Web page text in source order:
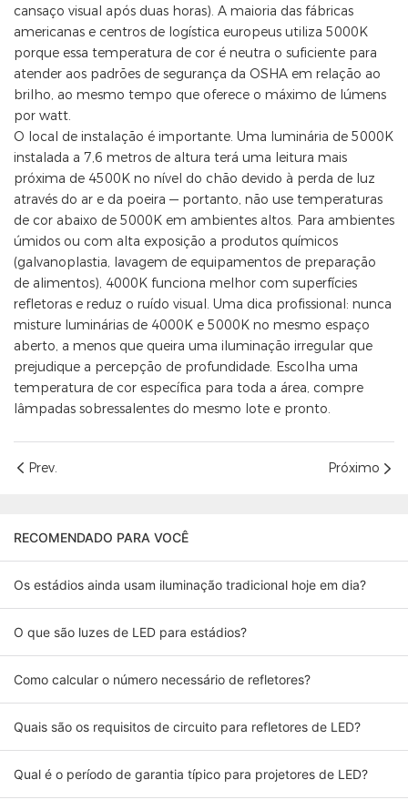
cansaço visual após duas horas). A maioria das fábricas
americanas e centros de logística europeus utiliza 5000K
porque essa temperatura de cor é neutra o suficiente para
atender aos padrões de segurança da OSHA em relação ao
brilho, ao mesmo tempo que oferece o máximo de lúmens
por watt.
O local de instalação é importante. Uma luminária de 5000K
instalada a 7,6 metros de altura terá uma leitura mais
próxima de 4500K no nível do chão devido à perda de luz
através do ar e da poeira — portanto, não use temperaturas
de cor abaixo de 5000K em ambientes altos. Para ambientes
úmidos ou com alta exposição a produtos químicos
(galvanoplastia, lavagem de equipamentos de preparação
de alimentos), 4000K funciona melhor com superfícies
refletoras e reduz o ruído visual. Uma dica profissional: nunca
misture luminárias de 4000K e 5000K no mesmo espaço
aberto, a menos que queira uma iluminação irregular que
prejudique a percepção de profundidade. Escolha uma
temperatura de cor específica para toda a área, compre
lâmpadas sobressalentes do mesmo lote e pronto.
Prev. Próximo
RECOMENDADO PARA VOCÊ
Os estádios ainda usam iluminação tradicional hoje em dia?
O que são luzes de LED para estádios?
Como calcular o número necessário de refletores?
Quais são os requisitos de circuito para refletores de LED?
Qual é o período de garantia típico para projetores de LED?